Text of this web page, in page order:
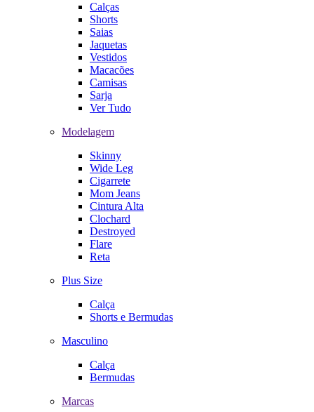
Calças
Shorts
Saias
Jaquetas
Vestidos
Macacões
Camisas
Sarja
Ver Tudo
Modelagem
Skinny
Wide Leg
Cigarrete
Mom Jeans
Cintura Alta
Clochard
Destroyed
Flare
Reta
Plus Size
Calça
Shorts e Bermudas
Masculino
Calça
Bermudas
Marcas